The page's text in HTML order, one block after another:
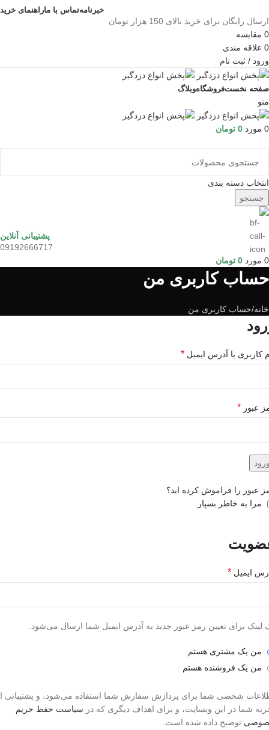
خبرنامهتماس با ماراهنمای خرید
ارسال رایگان برای خرید بالای 150 هزار تومان
0 مقايسه
0 علاقه مندی
ورود / ثبت نام
صفحه نخستفروشگاهوبلاگ
منو
0 مورد 0 تومان
انتخاب دسته بندی
جستجو
پشتیبانی آنلاین
09192666717
0 مورد 0 تومان
حساب کاربری من
خانه حساب کاربری من
کاربری یا آدرس ایمیل *
عبور *
عبور را فراموش کرده اید؟
مرا به خاطر بسپار
ایمیل *
لینک برای تعیین رمز عبور جدید به آدرس ایمیل شما ارسال می‌شود.
من یک مشتری هستم
من یک فروشنده هستم
شخصی شما برای پردازش سفارش شما استفاده می‌شود، و پشتیبانی
شما در این وبسایت، و برای اهداف دیگری که در سیاست حفظ حریم
توضیح داده شده است.